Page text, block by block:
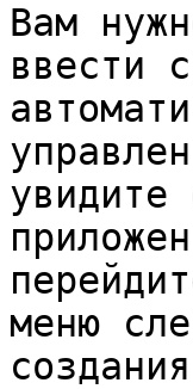
Вам
ввести
увидите
меню